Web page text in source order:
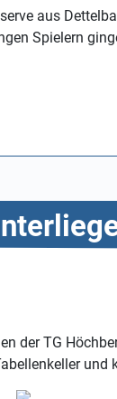
aus
Spielern
der TG